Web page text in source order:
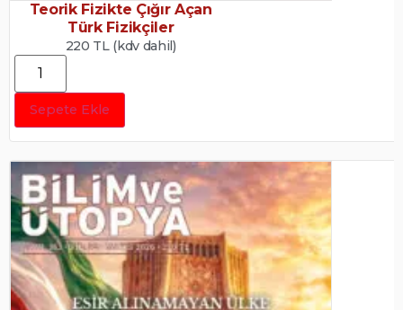
Teorik Fizikte Çığır Açan
Türk Fizikçiler
220 TL (kdv dahil)
Sepete Ekle